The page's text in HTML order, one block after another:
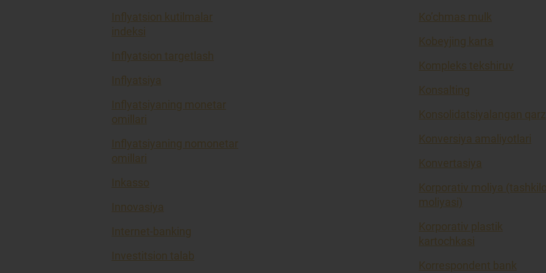
Inflyatsion kutilmalar
indeksi
Inflyatsion targetlash
Inflyatsiya
Inflyatsiyaning monetar
omillari
Inflyatsiyaning nomonetar
omillari
Inkasso
Innovasiya
Internet-banking
Investitsion talab
Ko’chmas mulk
Kobeyjing karta
Kompleks tekshiruv
Konsalting
Konsolidatsiyalangan qarz
Konversiya amaliyotlari
Konvertasiya
Korporativ moliya
moliyasi)
Korporativ plastik
kartochkasi
Korrespondent bank